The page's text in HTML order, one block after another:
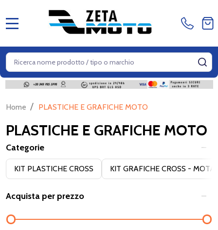
Cerca
Home / PLASTICHE E GRAFICHE MOTO
PLASTICHE E GRAFICHE MOTO
Filter
By
Categorie
KIT PLASTICHE CROSS KIT GRAFICHE CROSS -
Acquista per prezzo